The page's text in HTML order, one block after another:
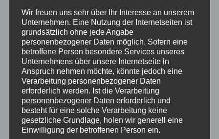
Wir freuen uns sehr über Ihr Interesse an unserem
Unternehmen. Eine Nutzung der Internetseiten ist
grundsätzlich ohne jede Angabe
personenbezogener Daten möglich. Sofern eine
betroffene Person besondere Services unseres
Unternehmens über unsere Internetseite in
Anspruch nehmen möchte, könnte jedoch eine
Verarbeitung personenbezogener Daten
erforderlich werden. Ist die Verarbeitung
personenbezogener Daten erforderlich und
besteht für eine solche Verarbeitung keine
gesetzliche Grundlage, holen wir generell eine
Einwilligung der betroffenen Person ein.